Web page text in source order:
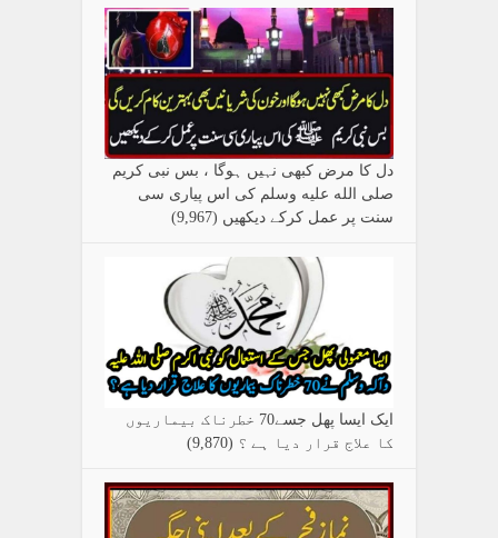
دل کا مرض کبھی نہیں ہوگا ، بس نبی کریم
صلی الله علیه وسلم کی اس پیاری سی
سنت پر عمل کرکے دیکھیں (9,967)
ایک ایسا پھل جسے70 خطرناک بیماریوں
کا علاج قرار دیا ہے ؟ (9,870)